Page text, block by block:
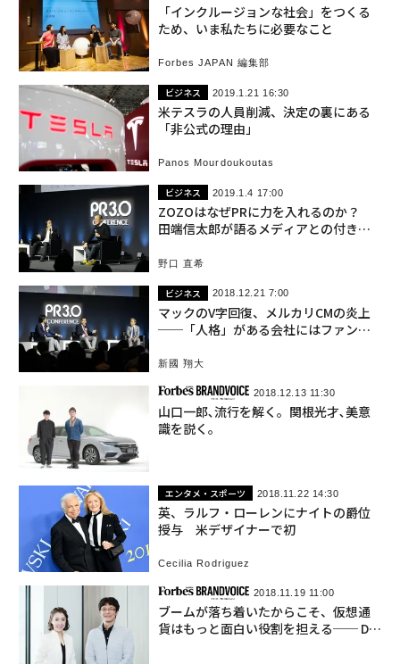
「インクルージョンな社会」をつくる
ため、いま私たちに必要なこと
Forbes JAPAN 編集部
ビジネス 2019.1.21 16:30
米テスラの人員削減、決定の裏にある
「非公式の理由」
Panos Mourdoukoutas
ビジネス 2019.1.4 17:00
ZOZOはなぜPRに力を入れるのか？
田端信太郎が語るメディアとの付き合
野口 直希
ビジネス 2018.12.21 7:00
マックのV字回復、メルカリCMの炎上
──「人格」がある会社にはファンが
新國 翔大
2018.12.13 11:30
山口一郎､流行を解く。関根光才､美意
識を説く。
エンタメ・スポーツ 2018.11.22 14:30
英、ラルフ・ローレンにナイトの爵位
授与 米デザイナーで初
Cecilia Rodriguez
2018.11.19 11:00
ブームが落ち着いたからこそ、仮想通
貨はもっと面白い役割を担える── DM